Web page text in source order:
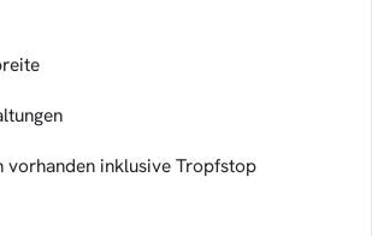
vorhanden inklusive Tropfstop